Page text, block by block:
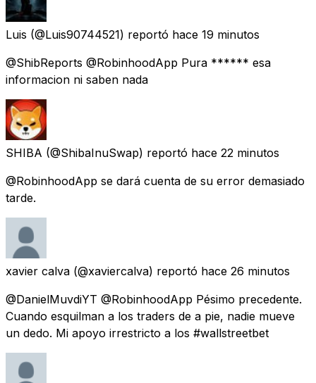
Luis (@Luis90744521) reportó hace 19 minutos
@ShibReports @RobinhoodApp Pura ****** esa
informacion ni saben nada
SHIBA (@ShibaInuSwap) reportó hace 22 minutos
@RobinhoodApp se dará cuenta de su error demasiado
tarde.
xavier calva (@xaviercalva) reportó hace 26 minutos
@DanielMuvdiYT @RobinhoodApp Pésimo precedente.
Cuando esquilman a los traders de a pie, nadie mueve
un dedo. Mi apoyo irrestricto a los #wallstreetbet